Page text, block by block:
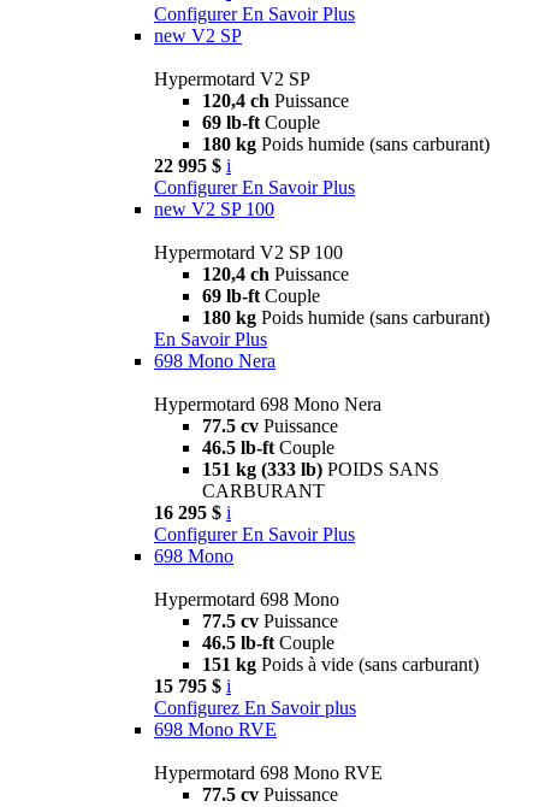
Configurer En Savoir Plus
new V2 SP
Hypermotard V2 SP
120,4 ch Puissance
69 lb-ft Couple
180 kg Poids humide (sans carburant)
22 995 $ i
Configurer En Savoir Plus
new V2 SP 100
Hypermotard V2 SP 100
120,4 ch Puissance
69 lb-ft Couple
180 kg Poids humide (sans carburant)
En Savoir Plus
698 Mono Nera
Hypermotard 698 Mono Nera
77.5 cv Puissance
46.5 lb-ft Couple
151 kg (333 lb) POIDS SANS
CARBURANT
16 295 $ i
Configurer En Savoir Plus
698 Mono
Hypermotard 698 Mono
77.5 cv Puissance
46.5 lb-ft Couple
151 kg Poids à vide (sans carburant)
15 795 $ i
Configurez En Savoir plus
698 Mono RVE
Hypermotard 698 Mono RVE
77.5 cv Puissance